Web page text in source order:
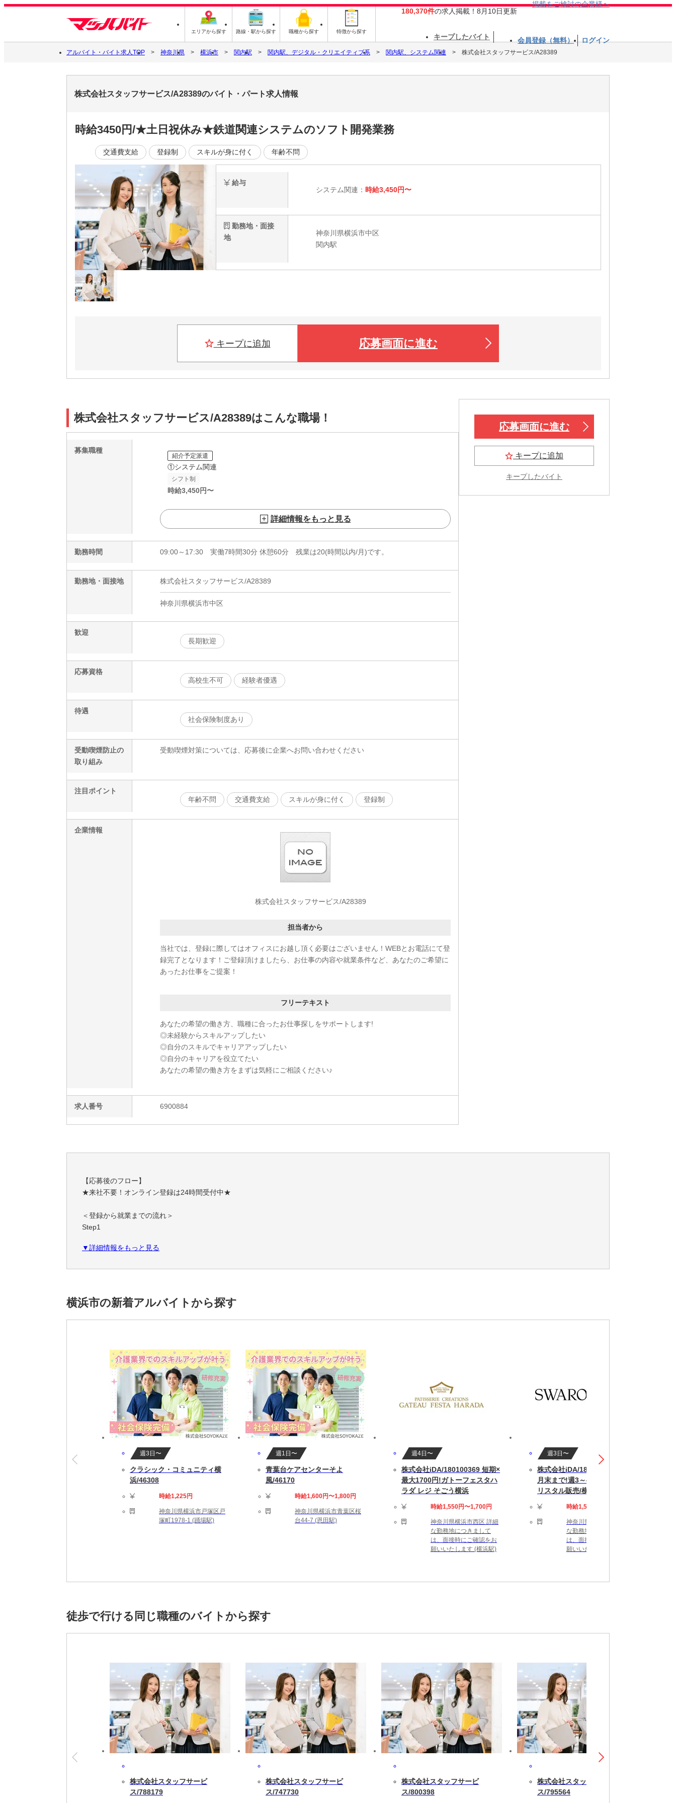
エリアから探す 路線・駅から探す 職種から探す 特徴から探す
180,370件の求人掲載！8月10日更新
掲載をご検討の企業様へ
キープしたバイト 会員登録（無料） ログイン
アルバイト・バイト求人TOP 神奈川県 横浜市 関内駅 関内駅、デジタル・クリエイティブ系 関内駅、システム関連 株式会社スタッフサービス/A28389
株式会社スタッフサービス/A28389のバイト・パート求人情報
時給3450円/★土日祝休み★鉄道関連システムのソフト開発業務
交通費支給 登録制 スキルが身に付く 年齢不問
給与
システム関連： 時給3,450円〜
勤務地・面接
地
神奈川県横浜市中区
関内駅
キープに追加 応募画面に進む
株式会社スタッフサービス/A28389はこんな職場！
募集職種
紹介予定派遣
①システム関連
シフト制
時給3,450円〜
詳細情報をもっと見る
勤務時間 09:00～17:30 実働7時間30分 休憩60分 残業は20(時間以内/月)です。
勤務地・面接地 株式会社スタッフサービス/A28389
神奈川県横浜市中区
歓迎
長期歓迎
応募資格
高校生不可
経験者優遇
待遇
社会保険制度あり
受動喫煙防止の
取り組み
受動喫煙対策については、応募後に企業へお問い合わせください
注目ポイント
年齢不問
交通費支給 スキルが身に付く 登録制
企業情報
株式会社スタッフサービス/A28389
担当者から
当社では、登録に際してはオフィスにお越し頂く必要はございません！WEBとお電話にて登
録完了となります！ご登録頂けましたら、お仕事の内容や就業条件など、あなたのご希望に
あったお仕事をご提案！
フリーテキスト
あなたの希望の働き方、職種に合ったお仕事探しをサポートします!
◎未経験からスキルアップしたい
◎自分のスキルでキャリアアップしたい
◎自分のキャリアを役立てたい
あなたの希望の働き方をまずは気軽にご相談ください♪
求人番号 6900884
応募画面に進む
キープに追加
キープしたバイト
【応募後のフロー】
★来社不要！オンライン登録は24時間受付中★
＜登録から就業までの流れ＞
Step1
職務経歴・希望条件など、フォームに必要事項を入力
ご希望条件やスキルに合わせて、お仕事をご案内します
一緒に理想の職場を見つけましょう！
就業開始後も専属担当者がしっかりフォローします
※就業開始前に来社が必要な場合があります
【勤務詳細】
09:00～17:30 実働7時間30分 休憩60分 残業は20(時間以内/月)です。
完全週休2日制（土日祝休み）
即日～長期(3ヶ月以上)
★勤務スタート日はご相談可能です。ご就業中の方もお気軽にご相談ください。
【勤務地備考】
◆職場の環境：【たばこ：禁煙】
【こんなスキルや経験のある方を歓迎します！】 Windows環境での開発経験
▼詳細情報をもっと見る
横浜市の新着アルバイトから探す
週3日〜
クラシック・コミュニティ横
浜/46308
時給1,225円
神奈川県横浜市戸塚区戸
塚町1978-1 (踊場駅)
週1日〜
青葉台ケアセンターそよ
風/46170
時給1,600円〜1,800円
神奈川県横浜市青葉区桜
台44-7 (恩田駅)
週4日〜
株式会社iDA/180100369 短期×
最大1700円!ガトーフェスタハ
ラダ レジ そごう横浜
時給1,550円〜1,700円
神奈川県横浜市西区 詳細
な勤務地につきまして
は、面接時にご確認をお
願いいたします (横浜駅)
週3日〜
株式会社iDA/18063704 短期9
月末まで!週3～4日◎人気のク
リスタル販売/横浜高島屋
時給1,500円〜1,600円
神奈川県横浜市西区 詳細
な勤務地につきまして
は、面接時にご確認をお
願いいたします (横浜駅)
徒歩で行ける同じ職種のバイトから探す
株式会社スタッフサービ
ス/788179
株式会社スタッフサービ
ス/747730
株式会社スタッフサービ
ス/800398
株式会社スタッフサービ
ス/795564